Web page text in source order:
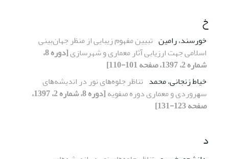
خ
خورسند، رامین تبیین مفهوم زیبایی از منظر جهان‌بینی
اسلامی جهت ارزیابی آثار معماری و شهرسازی
[دوره 8،
شماره 2، 1397، صفحه 101-110]
خیاط زنجانی، محمد ﺗﻨﺎﻇﺮ ﺟﻠﻮهﻫﺎی ﻧﻮر در اﻧدیشهﻫﺎی
ﺳﻬﺮوردی و ﻣﻌﻤﺎری دوره ﺻﻔﻮیه
[دوره 8، شماره 2، 1397،
صفحه 123-131]
د